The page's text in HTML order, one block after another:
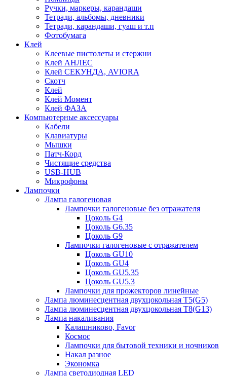
Ручки, маркеры, карандаши
Тетради, альбомы, дневники
Тетради, карандаши, гуаш и т.п
Фотобумага
Клей
Клеевые пистолеты и стержни
Клей АНЛЕС
Клей СЕКУНДА, AVIORA
Скотч
Клей
Клей Момент
Клей ФАЗА
Компьютерные аксессуары
Кабели
Клавиатуры
Мышки
Патч-Корд
Чистящие средства
USB-HUB
Микрофоны
Лампочки
Лампа галогеновая
Лампочки галогеновые без отражателя
Цоколь G4
Цоколь G6.35
Цоколь G9
Лампочки галогеновые с отражателем
Цоколь GU10
Цоколь GU4
Цоколь GU5.35
Цоколь GU5.3
Лампочки для прожекторов линейные
Лампа люминесцентная двухцокольная Т5(G5)
Лампа люминесцентная двухцокольная Т8(G13)
Лампа накаливания
Калашниково, Favor
Космос
Лампочки для бытовой техники и ночников
Накал разное
Экономка
Лампа светодиодная LED